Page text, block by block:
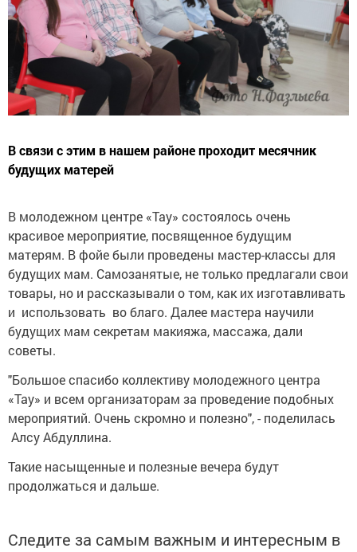
В связи с этим в нашем районе проходит месячник
будущих матерей
В молодежном центре «Тау» состоялось очень
красивое мероприятие, посвященное будущим
матерям. В фойе были проведены мастер-классы для
будущих мам. Самозанятые, не только предлагали свои
товары, но и рассказывали о том, как их изготавливать
и использовать во благо. Далее мастера научили
будущих мам секретам макияжа, массажа, дали
советы.
"Большое спасибо коллективу молодежного центра
«Тау» и всем организаторам за проведение подобных
мероприятий. Очень скромно и полезно", - поделилась
Алсу Абдуллина.
Такие насыщенные и полезные вечера будут
продолжаться и дальше.
Следите за самым важным и интересным в